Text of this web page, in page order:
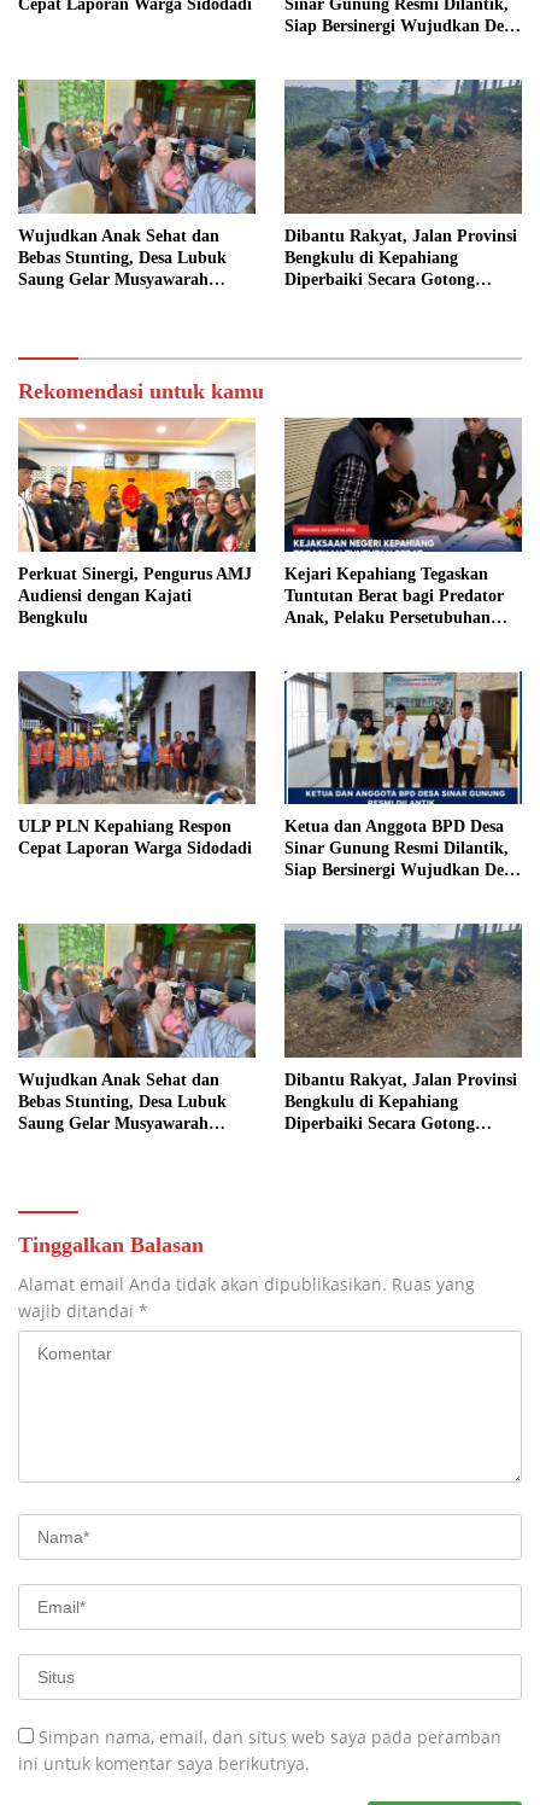
Cepat Laporan Warga Sidodadi
Sinar Gunung Resmi Dilantik,
Siap Bersinergi Wujudkan Desa
Wujudkan Anak Sehat dan
Bebas Stunting, Desa Lubuk
Saung Gelar Musyawarah
Dibantu Rakyat, Jalan Provinsi
Bengkulu di Kepahiang
Diperbaiki Secara Gotong
Rekomendasi untuk kamu
Perkuat Sinergi, Pengurus AMJ
Audiensi dengan Kajati
Bengkulu
Kejari Kepahiang Tegaskan
Tuntutan Berat bagi Predator
Anak, Pelaku Persetubuhan
Penjara
ULP PLN Kepahiang Respon
Cepat Laporan Warga Sidodadi
Ketua dan Anggota BPD Desa
Sinar Gunung Resmi Dilantik,
Siap Bersinergi Wujudkan Desa
Wujudkan Anak Sehat dan
Bebas Stunting, Desa Lubuk
Saung Gelar Musyawarah
Dibantu Rakyat, Jalan Provinsi
Bengkulu di Kepahiang
Diperbaiki Secara Gotong
Tinggalkan Balasan
Alamat email Anda tidak akan dipublikasikan. Ruas yang
wajib ditandai *
Simpan nama, email, dan situs web saya pada peramban
ini untuk komentar saya berikutnya.